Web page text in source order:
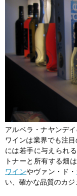
アルベラ・ナヤンデ
ワインは業界でも注
には若手に与えられ
トナーと所有する畑
ワインやヴァン・ド・
い、確かな品質のカジ